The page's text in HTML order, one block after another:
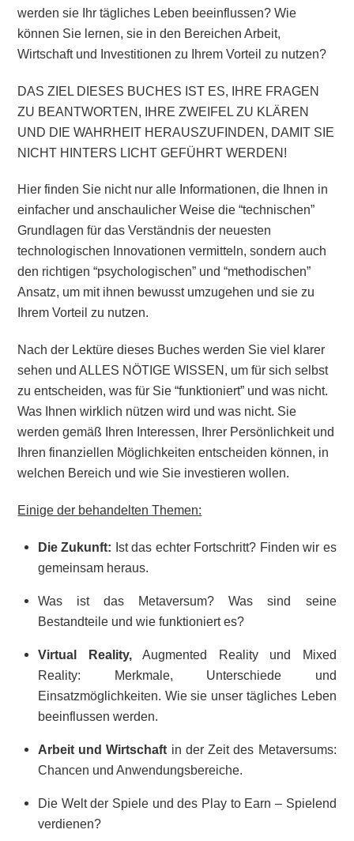
werden sie Ihr tägliches Leben beeinflussen? Wie
können Sie lernen, sie in den Bereichen Arbeit,
Wirtschaft und Investitionen zu Ihrem Vorteil zu nutzen?
DAS ZIEL DIESES BUCHES IST ES, IHRE FRAGEN
ZU BEANTWORTEN, IHRE ZWEIFEL ZU KLÄREN
UND DIE WAHRHEIT HERAUSZUFINDEN, DAMIT SIE
NICHT HINTERS LICHT GEFÜHRT WERDEN!
Hier finden Sie nicht nuralle Informationen, die Ihnen in
einfacher und anschaulicher Weise die “technischen”
Grundlagen für das Verständnis der neuesten
technologischen Innovationen vermitteln, sondern auch
den richtigen “psychologischen” und “methodischen”
Ansatz, um mit ihnen bewusst umzugehen und sie zu
Ihrem Vorteil zu nutzen.
Nach der Lektüre dieses Buches werden Sie viel klarer
sehen und ALLES NÖTIGE WISSEN, um für sich selbst
zu entscheiden, was für Sie “funktioniert” und was nicht.
Was Ihnen wirklich nützen wird und was nicht. Sie
werden gemäß Ihren Interessen, Ihrer Persönlichkeit und
Ihren finanziellen Möglichkeiten entscheiden können, in
welchen Bereich und wie Sie investieren wollen.
Einige der behandelten Themen:
Die Zukunft: Ist das echter Fortschritt? Finden wir es
gemeinsam heraus.
Was ist das Metaversum? Was sind seine
Bestandteile und wie funktioniert es?
Virtual Reality,Augmented Reality und Mixed
Reality: Merkmale, Unterschiede und
Einsatzmöglichkeiten. Wie sie unser tägliches Leben
beeinflussen werden.
Arbeit und Wirtschaft in der Zeit des Metaversums:
Chancen und Anwendungsbereiche.
Die Welt der Spiele und des Play to Earn – Spielend
verdienen?